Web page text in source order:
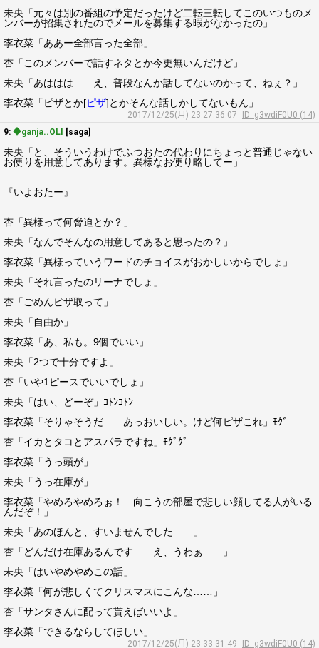
未央「元々は別の番組の予定だったけど二転三転してこのいつものメ
ンバーが招集されたのでメールを募集する暇がなかったの」
李衣菜「ああー全部言った全部」
杏「このメンバーで話すネタとか今更無いんだけど」
未央「あははは……え、普段なんか話してないのかって、ねぇ？」
李衣菜「ピザとか[ピザ]とかそんな話しかしてないもん」
2017/12/25(月) 23:27:36.07
ID: g3wdiF0U0 (14)
9: ◆ganja..OLI [saga]
未央「と、そういうわけでふつおたの代わりにちょっと普通じゃない
お便りを用意してあります。異様なお便り略してー」
『いよおたー』
杏「異様って何脅迫とか？」
未央「なんでそんなの用意してあると思ったの？」
李衣菜「異様っていうワードのチョイスがおかしいからでしょ」
未央「それ言ったのリーナでしょ」
杏「ごめんピザ取って」
未央「自由か」
李衣菜「あ、私も。9個でいい」
未央「2つで十分ですよ」
杏「いや1ピースでいいでしょ」
未央「はい、どーぞ」ｺﾄﾝｺﾄﾝ
李衣菜「そりゃそうだ……あっおいしい。けど何ピザこれ」ﾓｸﾞ
杏「イカとタコとアスパラですね」ﾓｸﾞｸﾞ
李衣菜「うっ頭が」
未央「うっ在庫が」
李衣菜「やめろやめろぉ！ 向こうの部屋で悲しい顔してる人がいる
んだぞ！」
未央「あのほんと、すいませんでした……」
杏「どんだけ在庫あるんです……え、うわぁ……」
未央「はいやめやめこの話」
李衣菜「何が悲しくてクリスマスにこんな……」
杏「サンタさんに配って貰えばいいよ」
李衣菜「できるならしてほしい」
2017/12/25(月) 23:33:31.49 ID: g3wdiF0U0 (14)